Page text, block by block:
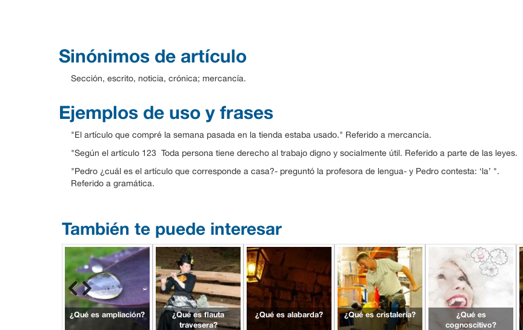
Sinónimos de artículo
Sección, escrito, noticia, crónica; mercancía.
Ejemplos de uso y frases
"El artículo que compré la semana pasada en la tienda estaba usado." Referido a mercancía.
"Según el artículo 123 Toda persona tiene derecho al trabajo digno y socialmente útil. Referido a parte de las leyes.
"Pedro ¿cuál es el artículo que corresponde a casa?- preguntó la profesora de lengua- y Pedro contesta: ‘la’ ".
Referido a gramática.
También te puede interesar
¿Qué es ampliación?
¿Qué es flauta
travesera?
¿Qué es alabarda? ¿Qué es cristalería?
¿Qué es
cognoscitivo?